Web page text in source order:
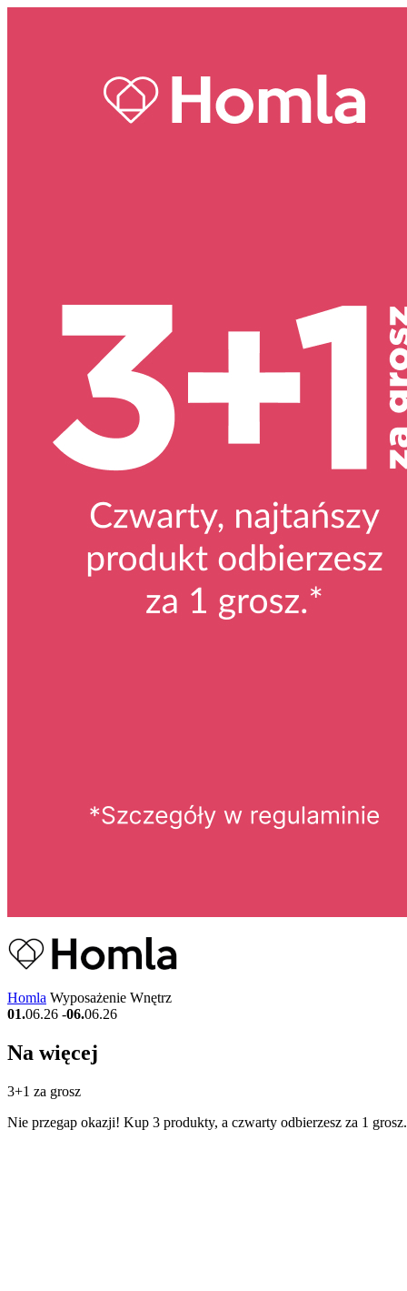
Homla Wyposażenie Wnętrz
01.06.26 -06.06.26
Na więcej
3+1 za grosz
Nie przegap okazji! Kup 3 produkty, a czwarty odbierzesz za 1